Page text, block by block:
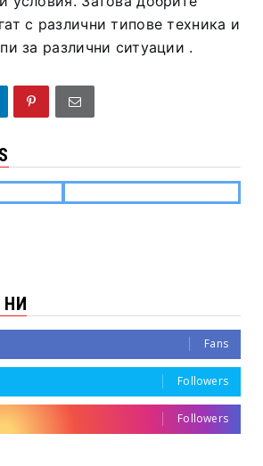
с различни типове техника и
за различни ситуации .
НИ
Fans
Followers
Followers